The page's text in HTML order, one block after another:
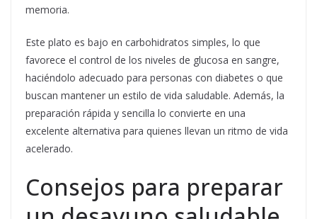
memoria.
Este plato es bajo en carbohidratos simples, lo que
favorece el control de los niveles de glucosa en sangre,
haciéndolo adecuado para personas con diabetes o que
buscan mantener un estilo de vida saludable. Además, la
preparación rápida y sencilla lo convierte en una
excelente alternativa para quienes llevan un ritmo de vida
acelerado.
Consejos para preparar